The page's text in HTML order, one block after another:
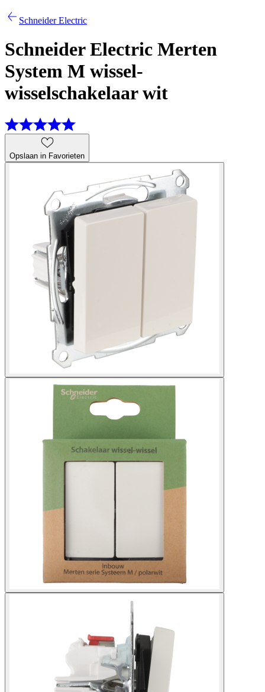
Schneider Electric
Schneider Electric Merten
System M wissel-
wisselschakelaar wit
Opslaan in Favorieten